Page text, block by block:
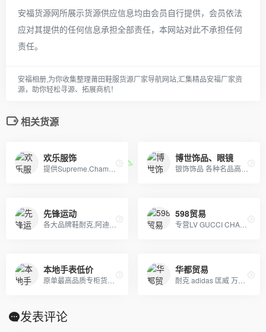
安福货源网所展示货源供应信息均由会员自行提供，会员依法
应对其提供的任何信息承担全部责任，本网站对此不承担任何
责任。
安福相册,为你收集整理莆田鞋服货源厂家导航网站,汇集精品安福厂家资
源，助你轻松寻源、拓展商机！
相关货源
欢乐服饰 博世饰品、眼镜
先锋运动 598贸易
本地手表低价 华都贸易
发表评论